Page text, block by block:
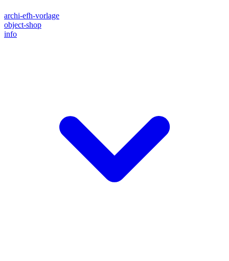
archi-efh-vorlage
object-shop
info